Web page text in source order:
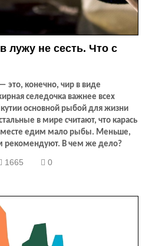
лужу не сесть. Что с
это, конечно, чир в виде
селедочка важнее всех
основной рыбой для жизни
в мире считают, что карась
едим мало рыбы. Меньше,
рекомендуют. В чем же дело?
1665 0